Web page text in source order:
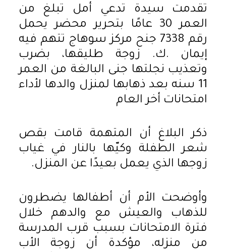
تقدمت سيدة تدعي أمل تبلغ من
العمر 30 عامًا بتحرير محضر يحمل
رقم 7338 جنح مركز سوهاج تتهم فيه
إيمان .ك. زوجة طليقها، بضرب
وتعذيب نجلتها جنى البالغة من العمر
11 سنه بعد ذهابها لمنزل والدها لأداء
امتحانات أخر العام
ذكر البلاغ أن المتهمة قامت بقص
شعر الطفلة وكيّها بالنار في غياب
زوجها الذي يعمل بعيدًا عن المنزل.
وأوضحت الأم أن أطفالها يضطرون
للذهاب والعيش مع والدهم خلال
فترة الامتحانات بسبب قرب المدرسة
من منزله، مؤكدة أن زوجة الأب